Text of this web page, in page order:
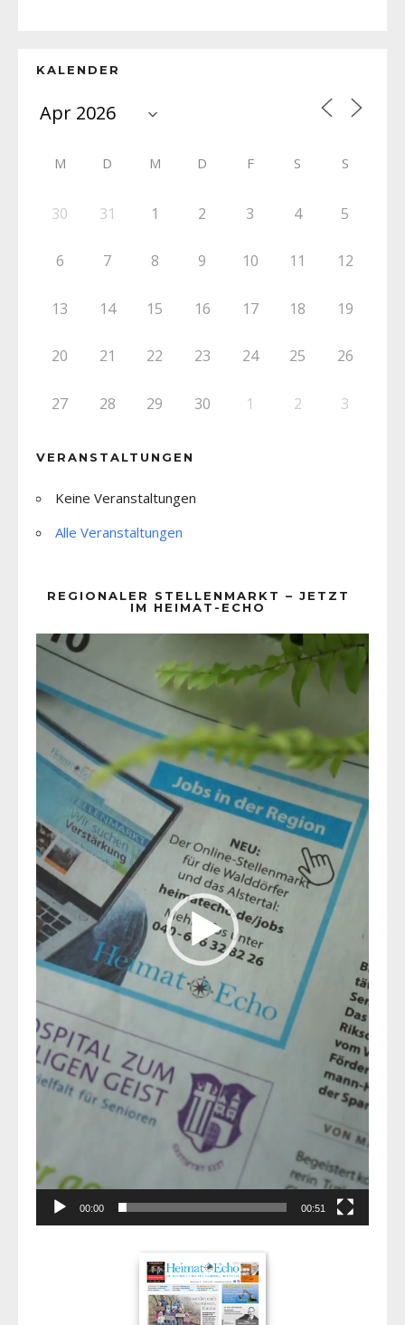
KALENDER
M D M D F S S
30 31 1 2 3 4 5
6 7 8 9 10 11 12
13 14 15 16 17 18 19
20 21 22 23 24 25 26
27 28 29 30 1 2 3
VERANSTALTUNGEN
Keine Veranstaltungen
Alle Veranstaltungen
REGIONALER STELLENMARKT – JETZT
IM HEIMAT-ECHO
Player
00:00 00:51